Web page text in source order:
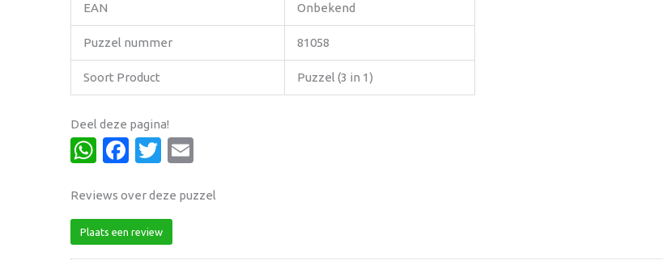
EAN Onbekend
Puzzel nummer 81058
Soort Product Puzzel (3 in 1)
Deel deze pagina!
WhatsApp
Facebook
Twitter
Reviews over deze puzzel
Plaats een review